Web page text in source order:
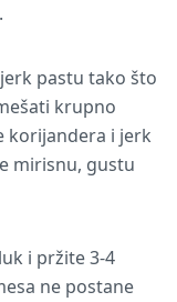
pastu tako što
krupno
korijandera i jerk
mirisnu, gustu
i pržite 3-4
ne postane